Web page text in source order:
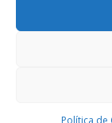
Política de
Política de Cookies